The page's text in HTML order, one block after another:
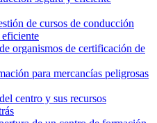
de cursos de conducción
eficiente
organismos de certificación de
para mercancías peligrosas
centro y sus recursos